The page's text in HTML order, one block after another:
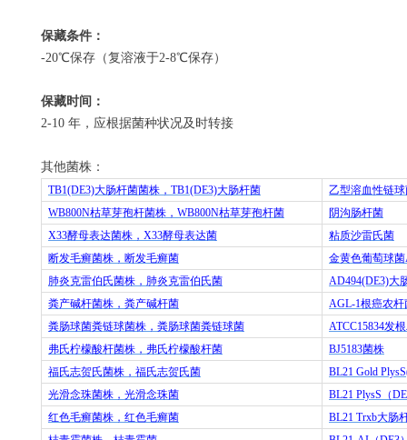
保藏条件：
-20℃保存（复溶液于2-8℃保存）
保藏时间：
2-10 年，应根据菌种状况及时转接
其他菌株：
TB1(DE3)大肠杆菌菌株， TB1(DE3)大肠杆菌
乙型溶血性链
WB800N枯草芽孢杆菌株， WB800N枯草芽孢杆菌
阴沟肠杆菌
X33酵母表达菌株， X33酵母表达菌
粘质沙雷氏菌
断发毛癣菌株，断发毛癣菌
金黄色葡萄球菌
肺炎克雷伯氏菌株，肺炎克雷伯氏菌
AD494(DE3)大
粪产碱杆菌株，粪产碱杆菌
AGL-1根癌农杆
粪肠球菌粪链球菌株，粪肠球菌粪链球菌
ATCC15834发
弗氏柠檬酸杆菌株，弗氏柠檬酸杆菌
BJ5183菌株
福氏志贺氏菌株，福氏志贺氏菌
BL21 Gold
光滑念珠菌株，光滑念珠菌
BL21 PlysS （
红色毛癣菌株，红色毛癣菌
BL21 Trxb大肠